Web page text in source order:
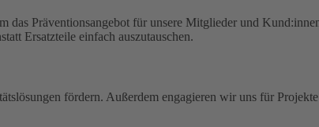
Präventionsangebot für unsere Mitglieder und
Ersatzteile einfach auszutauschen.
fördern. Außerdem engagieren wir uns für